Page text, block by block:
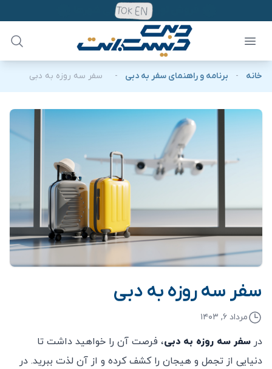
خانه - برنامه و راهنمای سفر به دبی - سفر سه روزه به دبی
سفر سه روزه به دبی
مرداد ۶, ۱۴۰۳
در سفر سه روزه به دبی، فرصت آن را خواهید داشت تا
دنیایی از تجمل و هیجان را کشف کرده و از آن لذت ببرید. در